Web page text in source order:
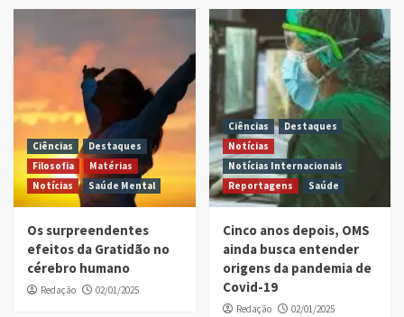
Ciências
Destaques
Filosofia
Matérias
Notícias
Saúde Mental
Os surpreendentes
efeitos da Gratidão no
cérebro humano
Redação 02/01/2025
Ciências
Destaques
Notícias
Notícias Internacionais
Reportagens
Saúde
Cinco anos depois, OMS
ainda busca entender
origens da pandemia de
Covid-19
Redação 02/01/2025